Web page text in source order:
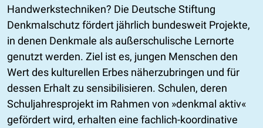
Handwerkstechniken? Die Deutsche Stiftung
Denkmalschutz fördert jährlich bundesweit Projekte,
in denen Denkmale als außerschulische Lernorte
genutzt werden. Ziel ist es, jungen Menschen den
Wert des kulturellen Erbes näherzubringen und für
dessen Erhalt zu sensibilisieren. Schulen, deren
Schuljahresprojekt im Rahmen von »denkmal aktiv«
gefördert wird, erhalten eine fachlich-koordinative